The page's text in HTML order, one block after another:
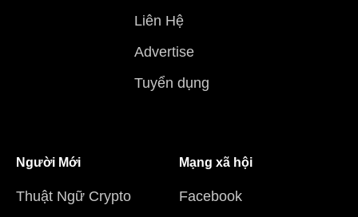
Liên Hệ
Advertise
Tuyển dụng
Người Mới
Thuật Ngữ Crypto
Mạng xã hội
Facebook